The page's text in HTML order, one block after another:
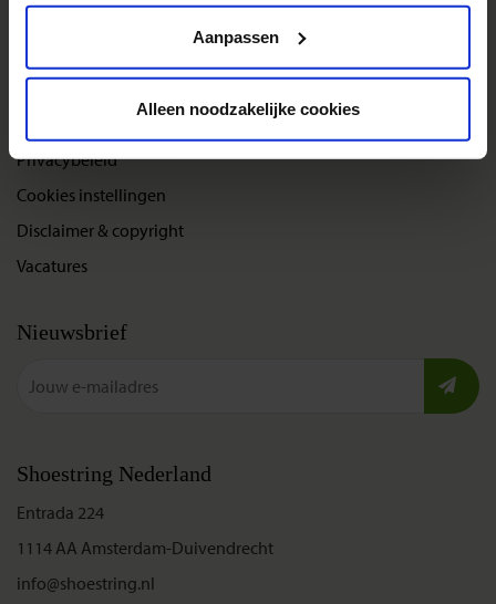
Aanpassen
Alleen noodzakelijke cookies
Nieuwe reizen
Over Shoestring
Privacybeleid
Cookies instellingen
Disclaimer & copyright
Vacatures
Nieuwsbrief
Shoestring Nederland
Entrada 224
1114 AA Amsterdam-Duivendrecht
info@shoestring.nl